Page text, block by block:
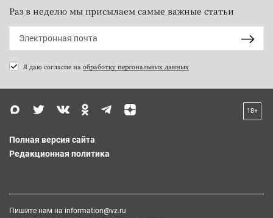
Раз в неделю мы присылаем самые важные статьи
Я даю согласие на обработку персональных данных
18+
Полная версия сайта
Редакционная политика
Пишите нам на information@vz.ru